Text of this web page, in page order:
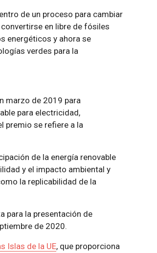
de un proceso para cambiar
en libre de fósiles
energéticos y ahora se
verdes para la
marzo de 2019 para
para electricidad,
premio se refiere a la
de la energía renovable
y el impacto ambiental y
la replicabilidad de la
para la presentación de
de 2020.
Islas de la UE, que proporciona